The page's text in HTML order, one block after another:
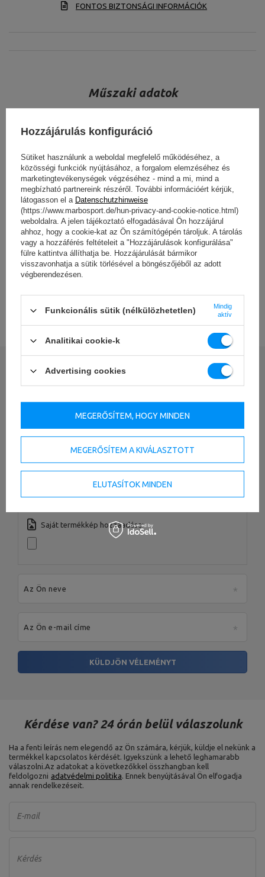
FONTOS BIZTONSÁGI INFORMÁCIÓK
Műszaki adatok
széles 220 mm
hossz 206 mm
Súly 1 kg
Keret színe fekete
Profil 40 x 20 x 1,5 mm
A termékért az EU-ban felelős szervezet
Gyártó
MARBO Ulikowski
Boczna 41
Starachowice
Poland
Az Ön e-mail címe:
serwis@marbosport.eu
Írja meg véleményét
Az Ön értékelése:
5/5
Az Ön véleményének tartalma
Saját termékkép hozzáadása:
Az Ön neve
Az Ön e-mail címe
KÜLDJÖN VÉLEMÉNYT
Kérdése van? 24 órán belül válaszolunk
Ha a fenti leírás nem elegendő az Ön számára, kérjük, küldje el nekünk a
termékkel kapcsolatos kérdését. Igyekszünk a lehető leghamarabb
válaszolni.Az adatokat a következőkkel összhangban kell
feldolgozni adatvédelmi politika. Ennek benyújtásával Ön elfogadja
annak rendelkezéseit.
E-mail
Kérdés
Hozzájárulás konfiguráció
Sütiket használunk a weboldal megfelelő működéséhez, a
közösségi funkciók nyújtásához, a forgalom elemzéséhez és
marketingtevékenységek végzéséhez - mind a mi, mind a
megbízható partnereink részéről. További információért kérjük,
látogasson el a Datenschutzhinweise
(https://www.marbosport.de/hun-privacy-and-cookie-notice.html)
weboldalra. A jelen tájékoztató elfogadásával Ön hozzájárul
ahhoz, hogy a cookie-kat az Ön számítógépén tároljuk. A tárolás
vagy a hozzáférés feltételeit a "Hozzájárulások konfigurálása"
fülre kattintva állíthatja be. Hozzájárulását bármikor
visszavonhatja a sütik törlésével a böngészőjéből az adott
végberendezésen.
Funkcionális sütik (nélkülözhetetlen)
Mindig
aktív
Analitikai cookie-k
Advertising cookies
MEGERŐSÍTEM A KIVÁLASZTOTT
ELUTASÍTOK MINDEN
MEGERŐSÍTEM, HOGY MINDEN